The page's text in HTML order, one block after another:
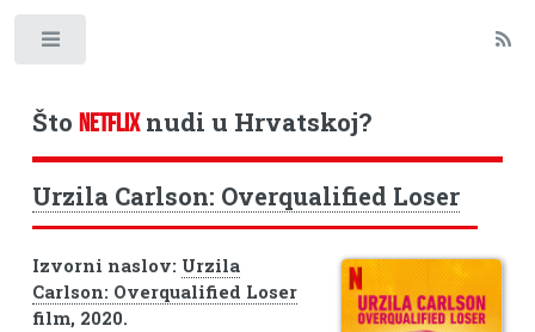
Što NETFLIXnudi u Hrvatskoj?
Urzila Carlson: Overqualified Loser
Izvorni naslov: Urzila
Carlson: Overqualified Loser
film, 2020.